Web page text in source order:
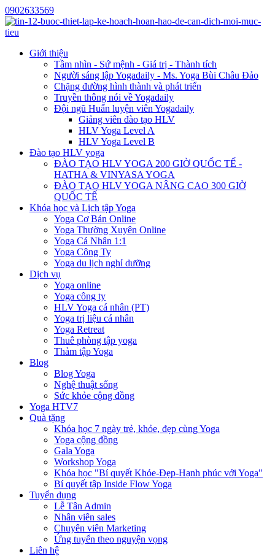
0902633569
Giới thiệu
Tầm nhìn - Sứ mệnh - Giá trị - Thành tích
Người sáng lập Yogadaily - Ms. Yoga Bùi Châu Đảo
Chặng đường hình thành và phát triển
Truyền thông nói về Yogadaily
Đội ngũ Huấn luyện viên Yogadaily
Giảng viên đào tạo HLV
HLV Yoga Level A
HLV Yoga Level B
Đào tạo HLV yoga
ĐÀO TẠO HLV YOGA 200 GIỜ QUỐC TẾ -
HATHA & VINYASA YOGA
ĐÀO TẠO HLV YOGA NÂNG CAO 300 GIỜ
QUỐC TẾ
Khóa học và Lịch tập Yoga
Yoga Cơ Bản Online
Yoga Thường Xuyên Online
Yoga Cá Nhân 1:1
Yoga Công Ty
Yoga du lịch nghỉ dưỡng
Dịch vụ
Yoga online
Yoga công ty
HLV Yoga cá nhân (PT)
Yoga trị liệu cá nhân
Yoga Retreat
Thuê phòng tập yoga
Thảm tập Yoga
Blog
Blog Yoga
Nghệ thuật sống
Sức khỏe cộng đồng
Yoga HTV7
Quà tặng
Khóa học 7 ngày trẻ, khỏe, đẹp cùng Yoga
Yoga cộng đồng
Gala Yoga
Workshop Yoga
Khóa học "Bí quyết Khỏe-Đẹp-Hạnh phúc với Yoga"
Bí quyết tập Inside Flow Yoga
Tuyển dụng
Lễ Tân Admin
Nhân viên sales
Chuyên viên Marketing
Ứng tuyển theo nguyện vọng
Liên hệ